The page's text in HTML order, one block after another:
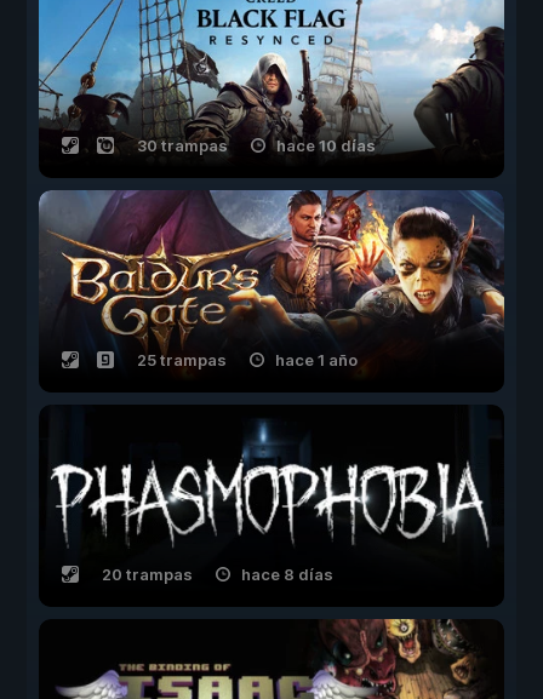
30 trampas hace 10 días
25 trampas hace 1 año
20 trampas hace 8 días